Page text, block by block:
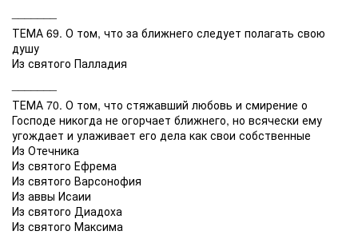
ТЕМА 69. О том, что за ближнего следует полагать свою
душу
Из святого Палладия
ТЕМА 70. О том, что стяжавший любовь и смирение о
Господе никогда не огорчает ближнего, но всячески ему
угождает и улаживает его дела как свои собственные
Из Отечника
Из святого Ефрема
Из святого Варсонофия
Из аввы Исаии
Из святого Диадоха
Из святого Максима